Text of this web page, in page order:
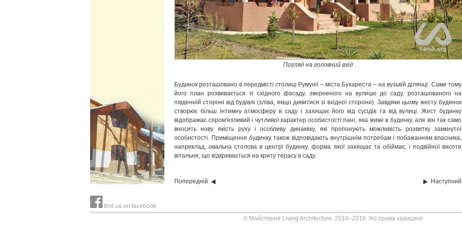
Погляд на головний вхід
Будинок розташовано в передмісті столиці Румунії – міста Бухареста – на вузькій ділянці. Саме тому
його план розвивається зі східного фасаду, зверненого на вулицю до саду, розташованого на
південній стороні від будівлі (зліва, якщо дивитися зі вхідної сторони). Завдяки цьому жесту будинок
створює більш інтимну атмосферу в саду і захищає його від сусідів та від вулиці. Жест будинку
відображає сором'язливий і чутливої характер особистості пані, яка живе в будинку, але він так само
вносить нову якість руху і особливу динаміку, які пропонують можливість розвитку замкнутої
особистості. Приміщення будинку також відповідають внутрішнім потребам і побажанням власника,
наприклад, овальна столова в центрі будинку, форма якої захищає та обіймає, і подвійної висоти
вітальня, що відкривається на криту терасу в саду.
Попередній Наступний
find us on facebook
© Майстерня Living Architecture, 2010–2016. Усі права захищені